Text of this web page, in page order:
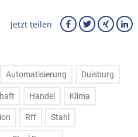
Jetzt teilen
Automatisierung Duisburg
Handel Klima
Rff Stahl